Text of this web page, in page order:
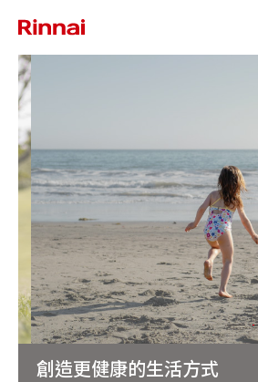
Skip to content
創造更健康的生活方式